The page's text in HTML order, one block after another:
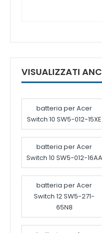
VISUALIZZATI
batteria per Acer
Switch 10 SW5-012-15XE
batteria per Acer
Switch 10 SW5-012-16AA
batteria per Acer
Switch 12 SW5-271-
65N8